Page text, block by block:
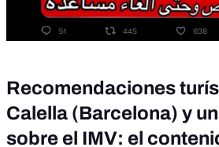
Recomendaciones
Calella (Barcelona) y
sobre el IMV: el